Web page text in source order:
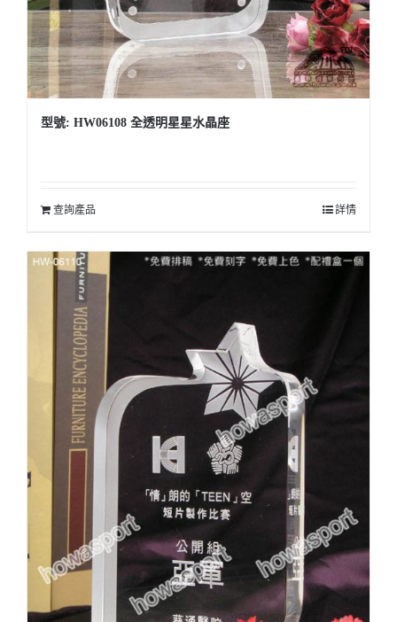
型號: HW06108 全透明星星水晶座
查詢產品 詳情